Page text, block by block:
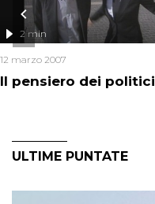
Il pensiero dei politici
2 min
12 marzo 2007
ULTIME PUNTATE